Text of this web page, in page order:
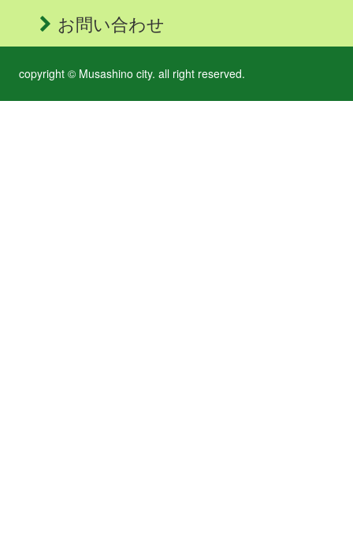
お問い合わせ
copyright © Musashino city. all right reserved.